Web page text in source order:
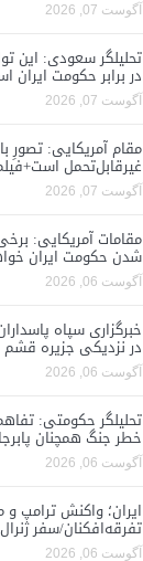
آگوست 07, 2026
تحلیلگر سعودی: این
در برابر حکومت ایران
آگوست 07, 2026
مقام آمریکایی: تصورِ
غیرقابل‌تحمل
آگوست 07, 2026
مقامات آمریکایی:
شدن حکومت ایران
آگوست 06, 2026
خبرگزاری سپاه
در نزدیکی جزیره قشم
آگوست 06, 2026
تحلیلگر حکومتی:
خطر جنگ همچنان
آگوست 06, 2026
ایران؛ واکنش ترامپ
تفرقه‌افکنان/سفر
آگوست 06, 2026